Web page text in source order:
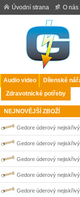
Úvodní strana O nás
Audio video Dílenské
Zdravotnické potřeby
NEJNOVĚJŠÍ ZBOŽÍ
Gedore úderový nejiskřivý
plochý klíč vyhnutý 90 mm
0100264S
Gedore úderový nejiskřivý
plochý klíč vyhnutý 100 mm
0100266S
Gedore úderový nejiskřivý
plochý klíč vyhnutý 110 mm
0100267S
Gedore úderový nejiskřivý
plochý klíč vyhnutý 85 mm
Gedore úderový nejiskřivý